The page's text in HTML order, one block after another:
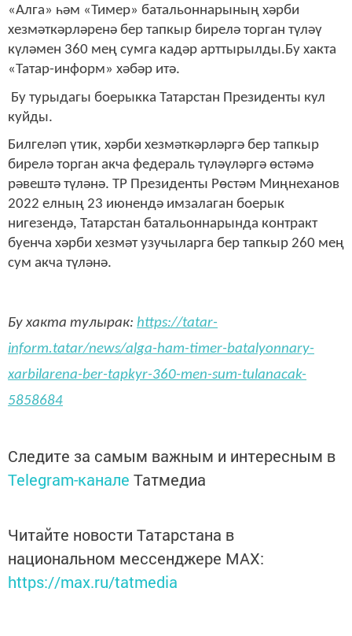
«Алга» һәм «Тимер» батальоннарының хәрби
хезмәткәрләренә бер тапкыр бирелә торган түләү
күләмен 360 мең сумга кадәр арттырылды.Бу хакта
«Татар-информ» хәбәр итә.
Бу турыдагы боерыкка Татарстан Президенты кул
куйды.
Билгеләп үтик, хәрби хезмәткәрләргә бер тапкыр
бирелә торган акча федераль түләүләргә өстәмә
рәвештә түләнә. ТР Президенты Рөстәм Миңнеханов
2022 елның 23 июнендә имзалаган боерык
нигезендә, Татарстан батальоннарында контракт
буенча хәрби хезмәт узучыларга бер тапкыр 260 мең
сум акча түләнә.
Бу хакта тулырак: https://tatar-
inform.tatar/news/alga-ham-timer-batalyonnary-
xarbilarena-ber-tapkyr-360-men-sum-tulanacak-
5858684
Следите за самым важным и интересным в
Telegram-канале Татмедиа
Читайте новости Татарстана в
национальном мессенджере MАХ:
https://max.ru/tatmedia